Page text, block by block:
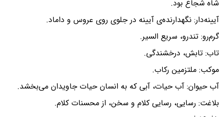
شاه شجاع بود.
آیینه‌دار: نگهدارنده‌ی آیینه در جلوی روی عروس و داماد.
گرم‌رو: تندرو، سریع السیر.
تاب: تابش، درخشندگی.
موکب: ملتزمین رکاب.
آب حیوان: آب حیات، آبی که به انسان حیات جاویدان می‌بخشد.
بلاغت: رسایی، رسایی کلام و سخن، از محسنات کلام.